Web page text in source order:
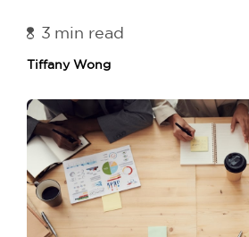
3 min read
Tiffany Wong